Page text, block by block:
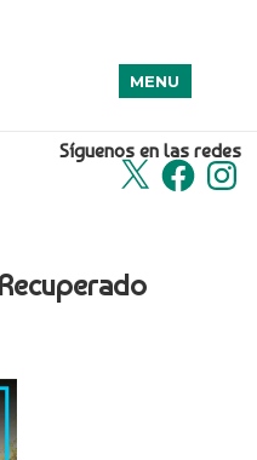
Síguenos en las redes
X Facebook
MENU